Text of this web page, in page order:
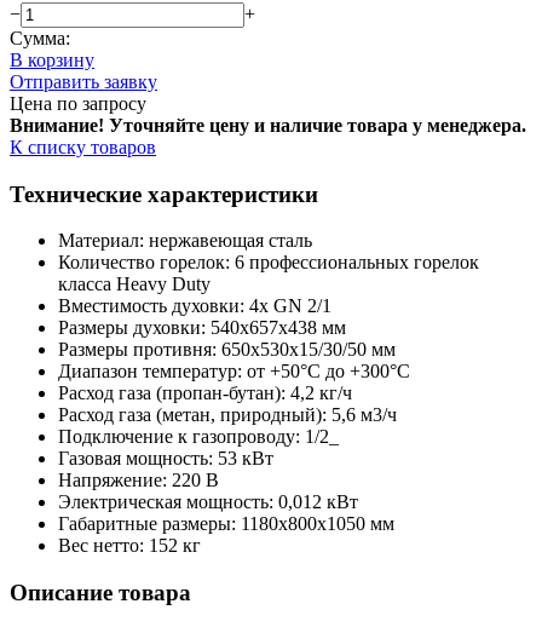
−
+
Сумма:
В корзину
Отправить заявку
Цена по запросу
Внимание! Уточняйте цену и наличие товара у менеджера.
К списку товаров
Технические характеристики
Материал: нержавеющая сталь
Количество горелок: 6 профессиональных горелок
класса Heavy Duty
Вместимость духовки: 4х GN 2/1
Размеры духовки: 540х657х438 мм
Размеры противня: 650х530х15/30/50 мм
Диапазон температур: от +50°C до +300°C
Расход газа (пропан-бутан): 4,2 кг/ч
Расход газа (метан, природный): 5,6 м3/ч
Подключение к газопроводу: 1/2_
Газовая мощность: 53 кВт
Напряжение: 220 В
Электрическая мощность: 0,012 кВт
Габаритные размеры: 1180x800x1050 мм
Вес нетто: 152 кг
Описание товара